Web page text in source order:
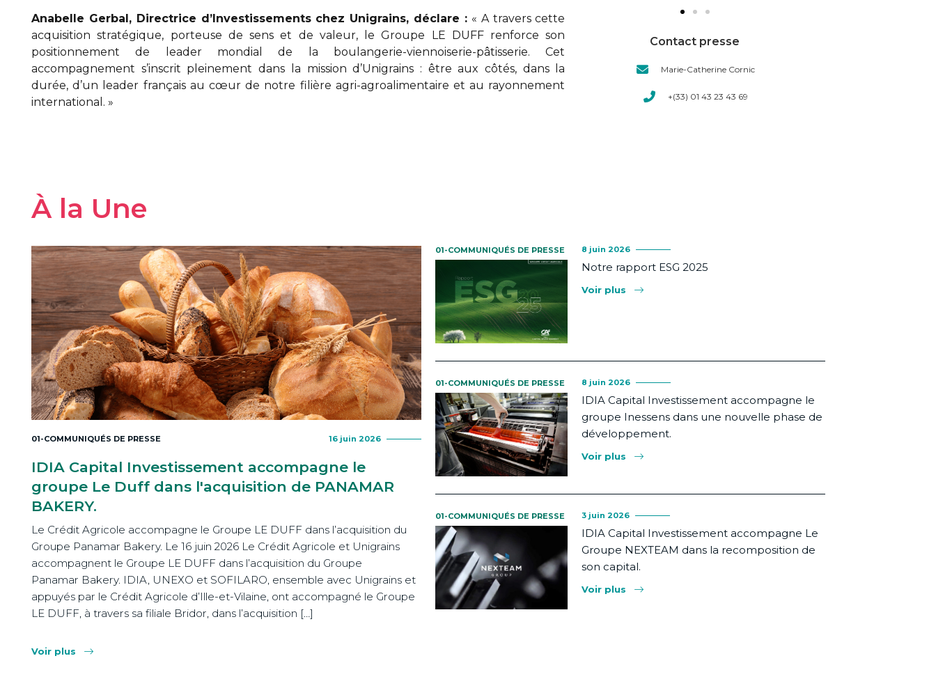
Anabelle Gerbal, Directrice d’Investissements chez Unigrains, déclare : « A travers cette
acquisition stratégique, porteuse de sens et de valeur, le Groupe LE DUFF renforce son
positionnement de leader mondial de la boulangerie-viennoiserie-pâtisserie. Cet
accompagnement s’inscrit pleinement dans la mission d’Unigrains : être aux côtés, dans la
durée, d’un leader français au cœur de notre filière agri-agroalimentaire et au rayonnement
international. »
Contact presse
Marie-Catherine Cornic
+(33) 01 43 23 43 69
À la Une
01-COMMUNIQUÉS DE PRESSE 16 juin 2026
IDIA Capital Investissement accompagne le
groupe Le Duff dans l'acquisition de PANAMAR
BAKERY.
Le Crédit Agricole accompagne le Groupe LE DUFF dans l’acquisition du
Groupe Panamar Bakery. Le 16 juin 2026 Le Crédit Agricole et Unigrains
accompagnent le Groupe LE DUFF dans l’acquisition du Groupe
Panamar Bakery. IDIA, UNEXO et SOFILARO, ensemble avec Unigrains et
appuyés par le Crédit Agricole d’Ille-et-Vilaine, ont accompagné le Groupe
LE DUFF, à travers sa filiale Bridor, dans l’acquisition […]
Voir plus
01-COMMUNIQUÉS DE PRESSE 8 juin 2026
Notre rapport ESG 2025
Voir plus
01-COMMUNIQUÉS DE PRESSE 8 juin 2026
IDIA Capital Investissement accompagne le
groupe Inessens dans une nouvelle phase de
développement.
Voir plus
01-COMMUNIQUÉS DE PRESSE 3 juin 2026
IDIA Capital Investissement accompagne Le
Groupe NEXTEAM dans la recomposition de
son capital.
Voir plus